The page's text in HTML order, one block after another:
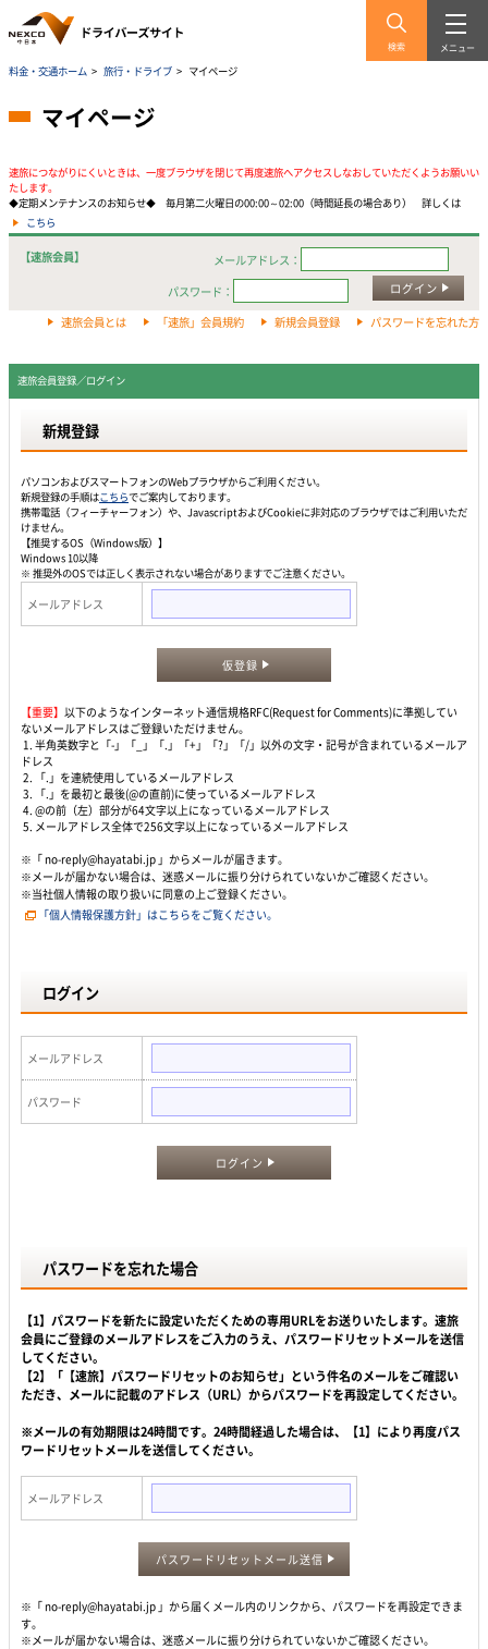
検索 メニュー
料金・交通ホーム > 旅行・ドライブ > マイページ
マイページ
速旅につながりにくいときは、一度ブラウザを閉じて再度速旅へアクセスしなおしていただくようお願いい
たします。
◆定期メンテナンスのお知らせ◆ 毎月第二火曜日の00:00～02:00（時間延長の場合あり） 詳しくは
こちら
【速旅会員】
メールアドレス：
パスワード：
ログイン
速旅会員とは 「速旅」会員規約 新規会員登録 パスワードを忘れた方
速旅会員登録／ログイン
新規登録
パソコンおよびスマートフォンのWebプラウザからご利用ください。
新規登録の手順はこちらでご案内しております。
携帯電話（フィーチャーフォン）や、JavascriptおよびCookieに非対応のブラウザではご利用いただ
けません。
【推奨するOS（Windows版）】
Windows 10以降
※ 推奨外のOSでは正しく表示されない場合がありますでご注意ください。
メールアドレス
仮登録
【重要】 以下のようなインターネット通信規格RFC(Request for Comments)に準拠してい
ないメールアドレスはご登録いただけません。
1. 半角英数字と「-」「_」「.」「+」「?」「/」以外の文字・記号が含まれているメールア
ドレス
2. 「.」を連続使用しているメールアドレス
3. 「.」を最初と最後(@の直前)に使っているメールアドレス
4. @の前（左）部分が64文字以上になっているメールアドレス
5. メールアドレス全体で256文字以上になっているメールアドレス
※「 no-reply@hayatabi.jp 」からメールが届きます。
※メールが届かない場合は、迷惑メールに振り分けられていないかご確認ください。
※当社個人情報の取り扱いに同意の上ご登録ください。
「個人情報保護方針」はこちらをご覧ください。
ログイン
メールアドレス
パスワード
ログイン
パスワードを忘れた場合
【1】パスワードを新たに設定いただくための専用URLをお送りいたします。速旅
会員にご登録のメールアドレスをご入力のうえ、パスワードリセットメールを送信
してください。
【2】「【速旅】パスワードリセットのお知らせ」という件名のメールをご確認い
ただき、メールに記載のアドレス（URL）からパスワードを再設定してください。
※メールの有効期限は24時間です。24時間経過した場合は、【1】により再度パス
ワードリセットメールを送信してください。
メールアドレス
パスワードリセットメール送信
※「 no-reply@hayatabi.jp 」から届くメール内のリンクから、パスワードを再設定できま
す。
※メールが届かない場合は、迷惑メールに振り分けられていないかご確認ください。